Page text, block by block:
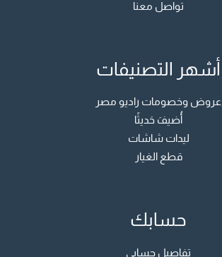
تواصل معنا
أشهر التصنيفات
عروض وخصومات راديو مصر
أُضيفَ حَديثًا
ليدات شاشات
قطع الغيار
حسابك
تفاصيل حسابي